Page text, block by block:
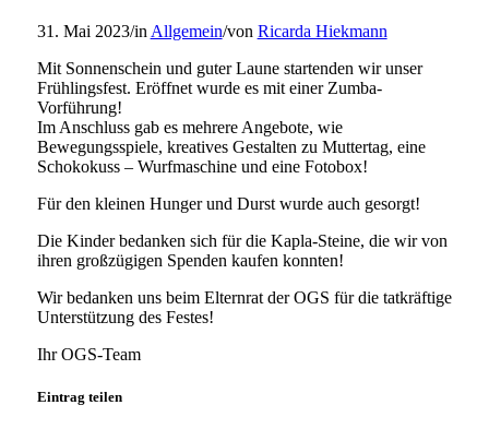
31. Mai 2023/in Allgemein/von Ricarda Hiekmann
Mit Sonnenschein und guter Laune startenden wir unser
Frühlingsfest. Eröffnet wurde es mit einer Zumba-
Vorführung!
Im Anschluss gab es mehrere Angebote, wie
Bewegungsspiele, kreatives Gestalten zu Muttertag, eine
Schokokuss – Wurfmaschine und eine Fotobox!
Für den kleinen Hunger und Durst wurde auch gesorgt!
Die Kinder bedanken sich für die Kapla-Steine, die wir von
ihren großzügigen Spenden kaufen konnten!
Wir bedanken uns beim Elternrat der OGS für die tatkräftige
Unterstützung des Festes!
Ihr OGS-Team
Eintrag teilen